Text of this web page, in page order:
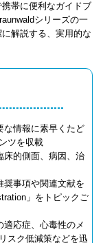
帯に便利なガイドブ
シリーズの一
解説する、実用的な
な情報に素早くたど
ツを収載
床的側面、病因、治
奨事項や関連文献を
」をトピックご
応症、心毒性のメ
スク低減策などを迅